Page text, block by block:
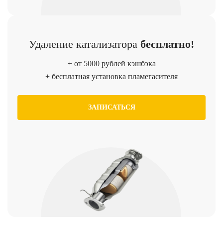
Удаление катализатора бесплатно!
+ от 5000 рублей кэшбэка
+ бесплатная установка пламегасителя
ЗАПИСАТЬСЯ